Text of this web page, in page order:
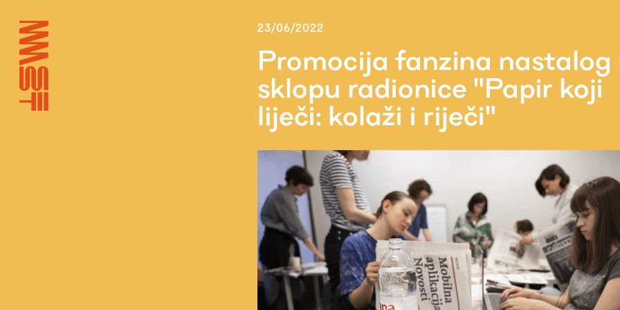
23/06/2022
Promocija fanzina nastalog
sklopu radionice "Papir koji
liječi: kolaži i riječi"